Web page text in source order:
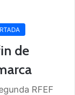
de
RFEF